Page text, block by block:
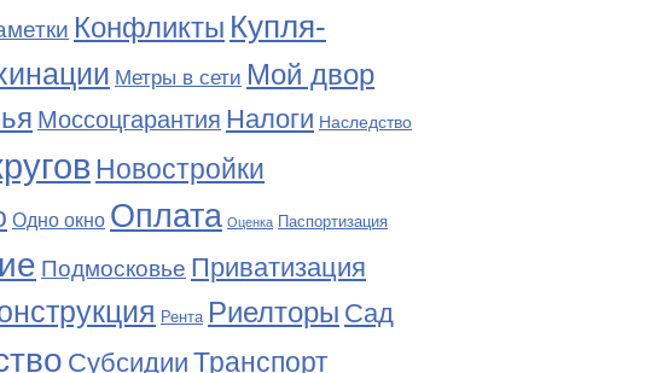
Конфликты Купля-
Метры в сети Мой двор
Моссоцгарантия Налоги Наследство
Новостройки
Одно окно Оплата Оценка Паспортизация
Подмосковье Приватизация
Рента Риелторы Сад
Субсидии Транспорт